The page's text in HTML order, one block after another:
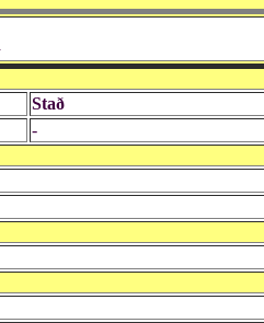
Stað
-